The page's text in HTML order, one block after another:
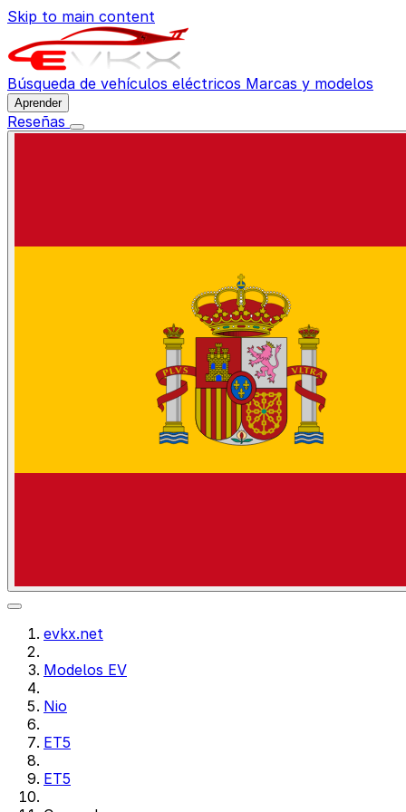
Skip to main content
Búsqueda de vehículos eléctricos Marcas y modelos
Aprender
Reseñas
evkx.net
Modelos EV
Nio
ET5
ET5